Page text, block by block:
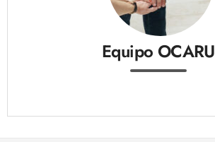
Equipo OCARU